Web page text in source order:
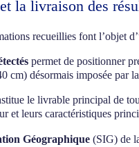
la livraison des
recueillies font l’objet
permet de positionner
cm) désormais imposée par
le livrable principal de
et leurs caractéristiques
Géographique (SIG) de